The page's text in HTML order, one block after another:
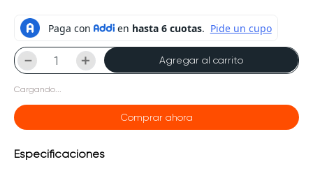
＋
－ Agregar al carrito
Cargando...
Comprar ahora
Especificaciones